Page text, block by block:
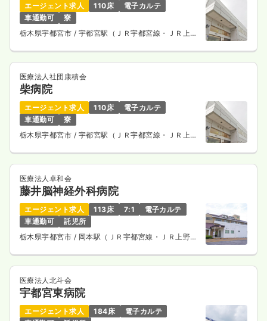
エージェント求人 110床
電子カルテ
車通勤可
寮
栃木県宇都宮市 / 宇都宮駅（ＪＲ宇都宮線・ＪＲ上野
医療法人社団康積会
柴病院
エージェント求人 110床
電子カルテ
車通勤可
寮
栃木県宇都宮市 / 宇都宮駅（ＪＲ宇都宮線・ＪＲ上野
医療法人卓和会
藤井脳神経外科病院
エージェント求人 113床 7:1
電子カルテ
車通勤可
託児所
栃木県宇都宮市 / 岡本駅（ＪＲ宇都宮線・ＪＲ上野東
医療法人北斗会
宇都宮東病院
エージェント求人 184床
電子カルテ